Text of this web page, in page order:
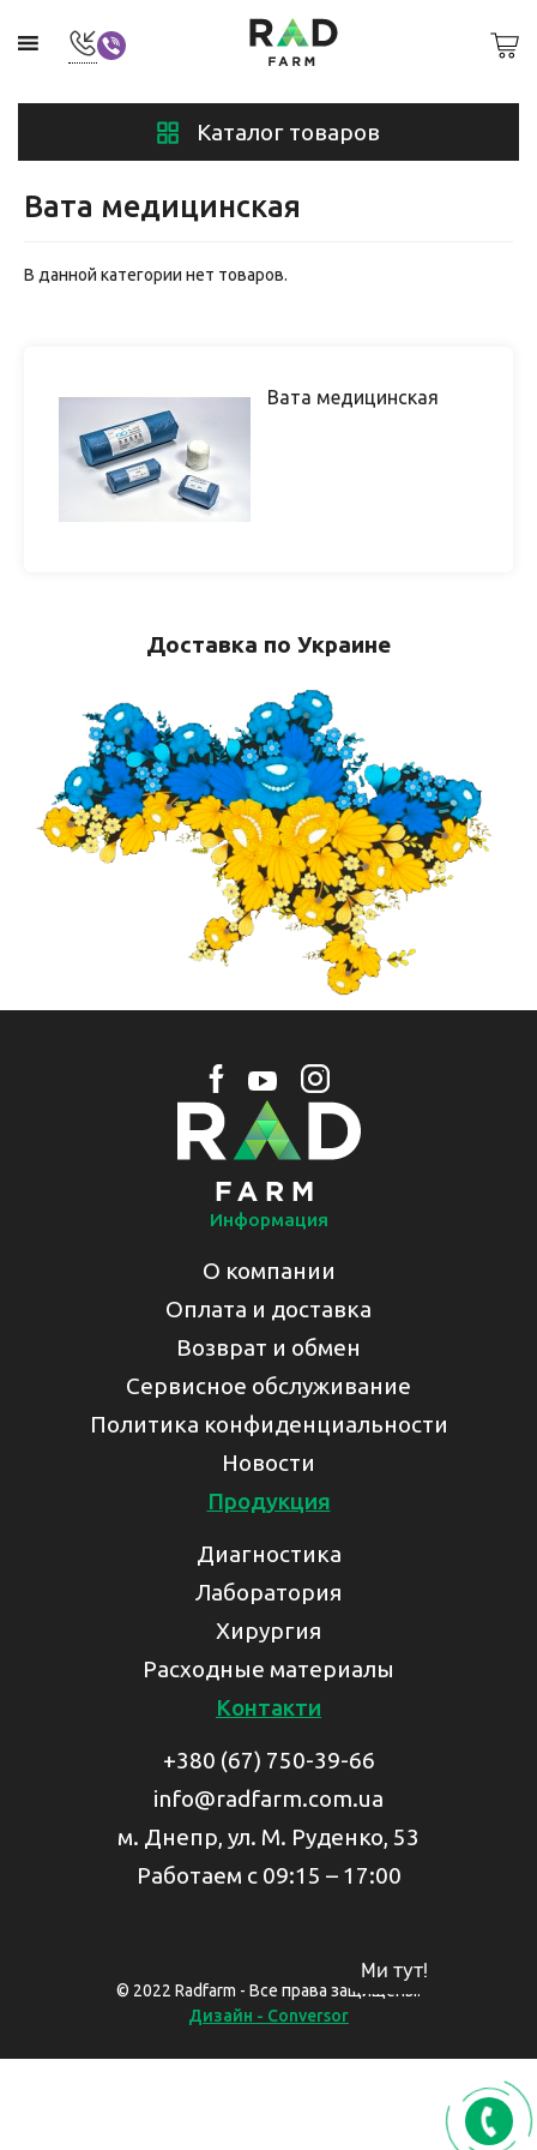
Каталог товаров
Вата медицинская
В данной категории нет товаров.
Вата медицинская
Доставка по Украине
Информация
О компании
Оплата и доставка
Возврат и обмен
Сервисное обслуживание
Политика конфиденциальности
Новости
Продукция
Диагностика
Лаборатория
Хирургия
Расходные материалы
Контакти
+380 (67) 750-39-66
info@radfarm.com.ua
м. Днепр, ул. М. Руденко, 53
Работаем с 09:15 – 17:00
© 2022 Radfarm - Все права защищены.
Дизайн - Conversor
Ми тут!